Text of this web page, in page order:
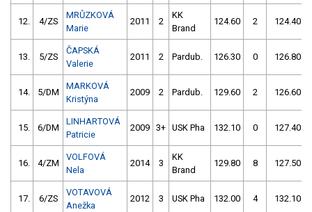
12. 4/ZS
MRŮZKOVÁ
Marie
2011 2
KK
Brand
124.60 2 124.40
13. 5/ZS
ČAPSKÁ
Valerie
2011 2 Pardub. 126.30 0 126.80
14. 5/DM
MARKOVÁ
Kristýna
2009 2 Pardub. 129.60 2 126.60
15. 6/DM
LINHARTOVÁ
Patricie
2009 3+ USK Pha 132.10 0 127.40
16. 4/ZM
VOLFOVÁ
Nela
2014 3
KK
Brand
129.80 8 127.50
17. 6/ZS
VOTAVOVÁ
Anežka
2012 3 USK Pha 132.00 4 132.10